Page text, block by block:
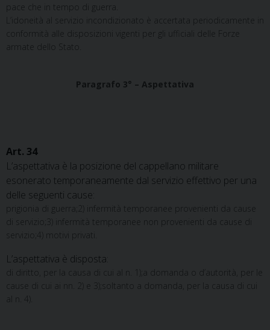
pace che in tempo di guerra.
L’idoneità al servizio incondizionato è accertata periodicamente in
conformità alle disposizioni vigenti per gli ufficiali delle Forze
armate dello Stato.
Paragrafo 3° – Aspettativa
Art. 34
L’aspettativa è la posizione del cappellano militare
esonerato temporaneamente dal servizio effettivo per una
delle seguenti cause:
prigionia di guerra;2) infermità temporanee provenienti da cause
di servizio;3) infermità temporanee non provenienti da cause di
servizio;4) motivi privati.
L’aspettativa è disposta:
di diritto, per la causa di cui al n. 1);a domanda o d’autorità, per le
cause di cui ai nn. 2) e 3);soltanto a domanda, per la causa di cui
al n. 4).